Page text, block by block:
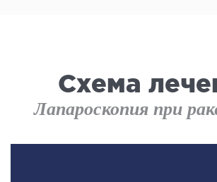
Схема
Лапароскопия при